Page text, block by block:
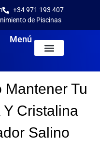
+34 971 193 407
de Piscinas
Menú
Mantener Tu
Cristalina
Salino